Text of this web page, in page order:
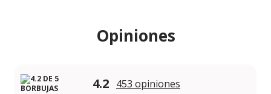
Opiniones
4.2 453 opiniones